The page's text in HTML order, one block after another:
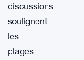
discussions
soulignent
les
plages